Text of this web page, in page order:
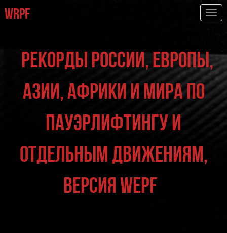
WRPF
Рекорды России, Европы,
Азии, Африки и мира по
пауэрлифтингу и
отдельным движениям,
версия WEPF